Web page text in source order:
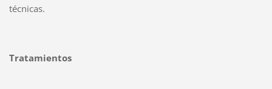
técnicas.
Tratamientos